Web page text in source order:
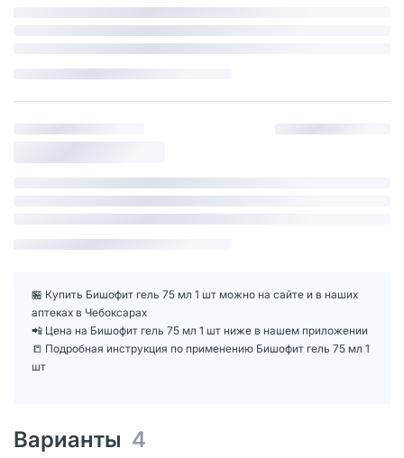
🏪 Купить Бишофит гель 75 мл 1 шт можно на сайте и в наших
аптеках в Чебоксарах
📲 Цена на Бишофит гель 75 мл 1 шт ниже в нашем приложении
📒 Подробная инструкция по применению Бишофит гель 75 мл 1
шт
Варианты 4